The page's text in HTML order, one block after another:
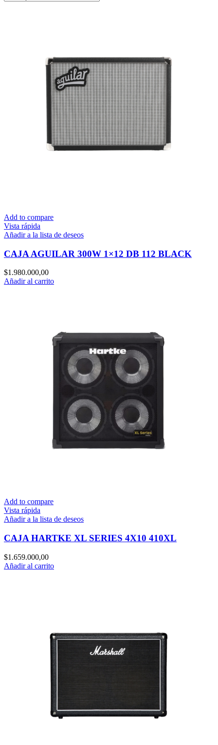
Add to compare
Vista rápida
Añadir a la lista de deseos
CAJA AGUILAR 300W 1×12 DB 112 BLACK
$1.980.000,00
Añadir al carrito
Add to compare
Vista rápida
Añadir a la lista de deseos
CAJA HARTKE XL SERIES 4X10 410XL
$1.659.000,00
Añadir al carrito